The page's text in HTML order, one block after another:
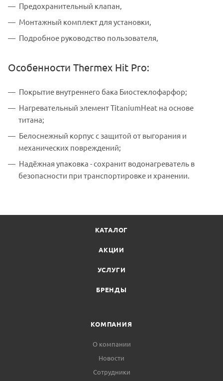
Предохранительный клапан,
Монтажный комплект для установки,
Подробное руководство пользователя,
Особенности Thermex Hit Pro:
Покрытие внутреннего бака Биостеклофарфор;
Нагревательный элемент TitaniumHeat на основе
титана;
Белоснежный корпус с защитой от выгорания и
механических повреждений;
Надёжная упаковка - сохранит водонагреватель в
безопасности при транспортировке и хранении.
КАТАЛОГ
АКЦИИ
УСЛУГИ
БРЕНДЫ
КОМПАНИЯ
О компании
Новости
Сотрудники